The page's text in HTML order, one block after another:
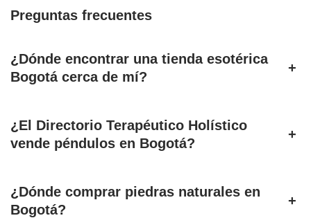
Preguntas frecuentes
¿Dónde encontrar una tienda esotérica
Bogotá cerca de mí?
+
¿El Directorio Terapéutico Holístico
vende péndulos en Bogotá?
+
¿Dónde comprar piedras naturales en
Bogotá?
+